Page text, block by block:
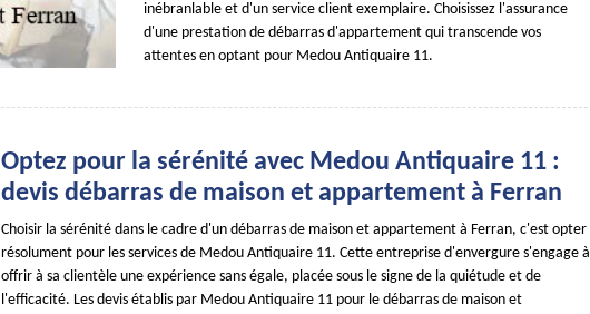
inébranlable et d'un service client exemplaire. Choisissez l'assurance
d'une prestation de débarras d'appartement qui transcende vos
attentes en optant pour Medou Antiquaire 11.
Optez pour la sérénité avec Medou Antiquaire 11 :
devis débarras de maison et appartement à Ferran
Choisir la sérénité dans le cadre d'un débarras de maison et appartement à Ferran, c'est opter
résolument pour les services de Medou Antiquaire 11. Cette entreprise d'envergure s'engage à
offrir à sa clientèle une expérience sans égale, placée sous le signe de la quiétude et de
l'efficacité. Les devis établis par Medou Antiquaire 11 pour le débarras de maison et